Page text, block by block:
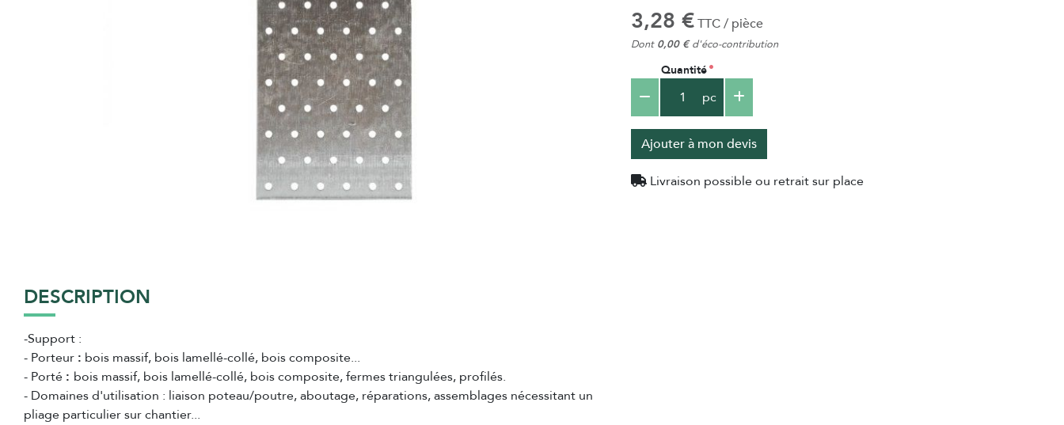
DESCRIPTION
-Support :
- Porteur : bois massif, bois lamellé-collé, bois composite...
- Porté : bois massif, bois lamellé-collé, bois composite, fermes triangulées, profilés.
- Domaines d'utilisation : liaison poteau/poutre, aboutage, réparations, assemblages nécessitant un
pliage particulier sur chantier...
3,28 € TTC / pièce
Dont 0,00 €d'éco-contribution
Quantité
pc
Ajouter à mon devis
Livraison possible ou retrait sur place